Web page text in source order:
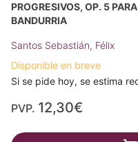
PROGRESIVOS, OP. 5
BANDURRIA
Santos Sebastián, Félix
Disponible en breve
Si se pide hoy, se estima
PVP. 12,30€